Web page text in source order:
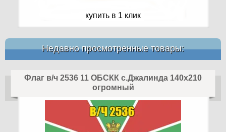
купить в 1 клик
Недавно просмотренные товары:
Флаг в/ч 2536 11 ОБСКК с.Джалинда 140х210
огромный